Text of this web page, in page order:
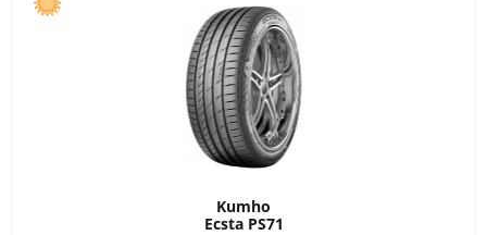
Kumho
Ecsta PS71